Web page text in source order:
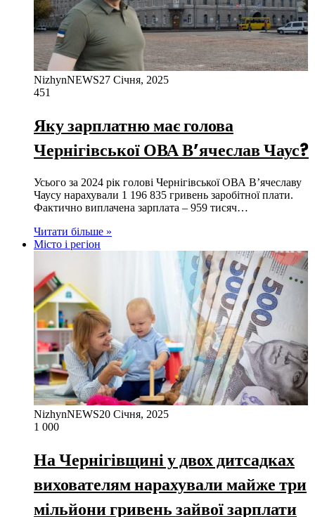
NizhynNEWS27 Січня, 2025
451
Яку зарплатню має голова
Чернігівської ОВА В’ячеслав Чаус?
Усього за 2024 рік голові Чернігівської ОВА В’ячеславу
Чаусу нарахували 1 196 835 гривень заробітної плати.
Фактично виплачена зарплата – 959 тисяч…
Читати більше »
Місто і регіон
NizhynNEWS20 Січня, 2025
1 000
На Чернігівщині у двох дитсадках
вихователям нарахували майже три
мільйони гривень зайвої зарплати